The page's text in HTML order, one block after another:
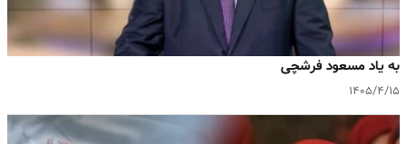
به یاد مسعود فرشچی
۱۴۰۵/۴/۱۵